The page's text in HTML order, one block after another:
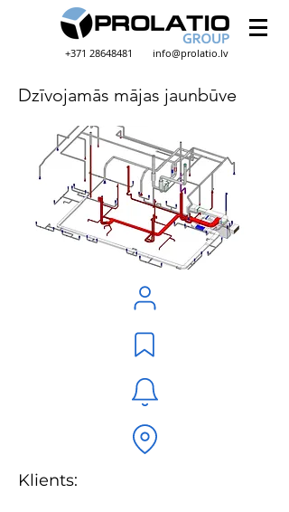
+371 28648481 info@prolatio.lv
Dzīvojamās mājas jaunbūve
Klients: